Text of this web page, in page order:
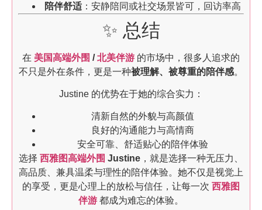
陪伴舒适 ：安静陪同或社交场景皆可，回访率高
✨ 总结
在 美国高端外围 /北美伴游 的市场中，很多人追求的
不只是外在条件，更是一种被理解、被尊重的陪伴感。
Justine 的优势在于她的综合实力：
清新自然的外貌与高颜值
良好的沟通能力与高情商
安全可靠、舒适贴心的陪伴体验
选择 西雅图高端外围 Justine ，就是选择一种无压力、
高品质、兼具温柔与理性的陪伴体验。她不仅是视觉上
的享受，更是心理上的放松与信任，让每一次 西雅图
伴游 都成为难忘的体验。